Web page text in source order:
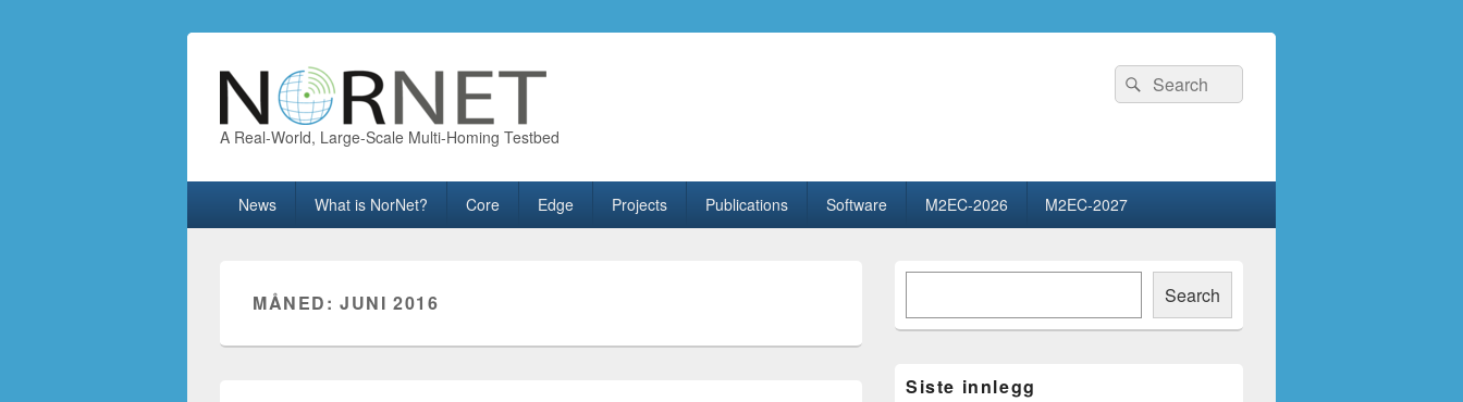
A Real-World, Large-Scale Multi-Homing Testbed
Search
for:
Search
News What is NorNet? Core Edge Projects Publications Software M2EC-2026 M2EC-2027
MÅNED:JUNI 2016
Primary
Area
Search
Siste innlegg